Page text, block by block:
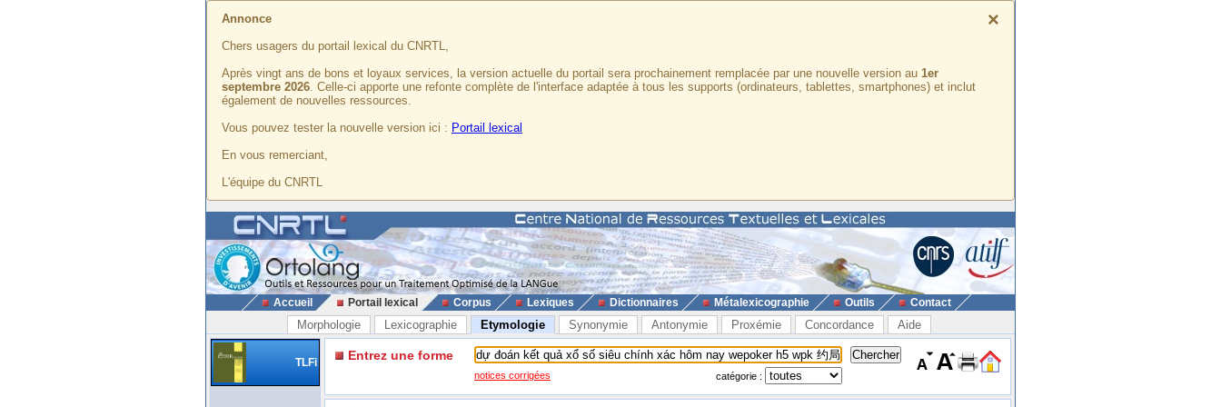
×
Annonce
Chers usagers du portail lexical du CNRTL,
Après vingt ans de bons et loyaux services, la version actuelle du portail sera prochainement remplacée par une nouvelle version au 1er
septembre 2026. Celle-ci apporte une refonte complète de l'interface adaptée à tous les supports (ordinateurs, tablettes, smartphones) et inclut
également de nouvelles ressources.
Vous pouvez tester la nouvelle version ici : Portail lexical
En vous remerciant,
L'équipe du CNRTL
Accueil Portail lexical Corpus Lexiques Dictionnaires Métalexicographie Outils Contact
Morphologie Lexicographie Etymologie Synonymie Antonymie Proxémie Concordance Aide
TLFi Entrez une forme
notices corrigées catégorie :